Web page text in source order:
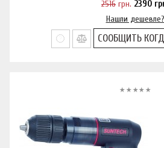
2516 грн. 2390
Нашли дешевле?
СООБЩИТЬ